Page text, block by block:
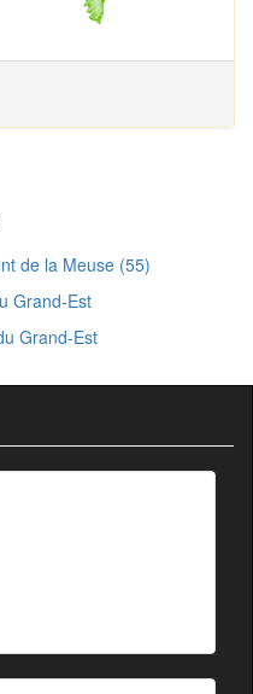
de la Meuse (55)
Grand-Est
Grand-Est